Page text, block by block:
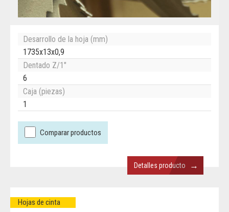
Desarrollo de la hoja (mm)
1735x13x0,9
Dentado Z/1"
6
Caja (piezas)
1
Comparar productos
Detalles producto →
Hojas de cinta